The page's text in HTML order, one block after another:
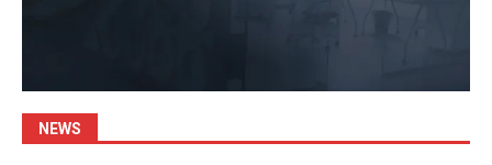
NEWS